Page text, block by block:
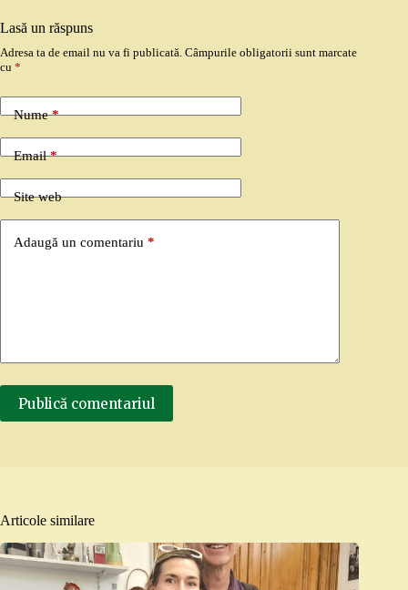
Lasă un răspuns
Adresa ta de email nu va fi publicată. Câmpurile obligatorii sunt marcate
cu *
Nume*
Email*
Site web
Adaugă un comentariu *
Publică comentariul
Articole similare